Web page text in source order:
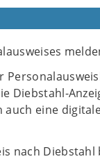
Diebstahl-
eine
nach